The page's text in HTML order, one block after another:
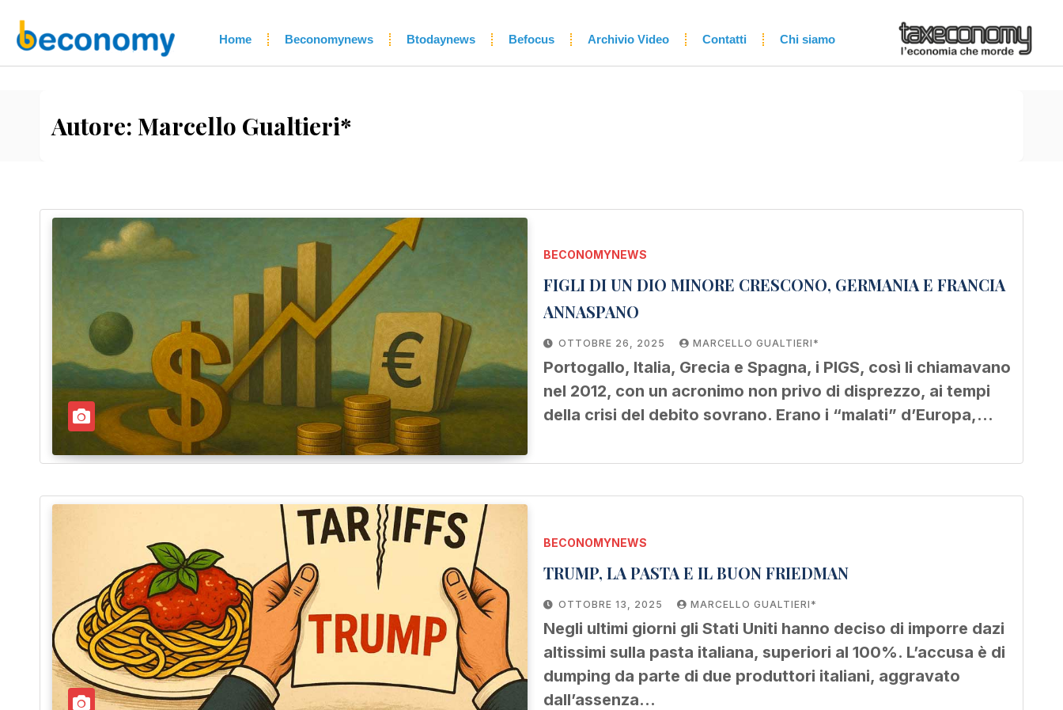
Home Beconomynews Btodaynews Befocus Archivio Video Contatti Chi siamo
Autore: Marcello Gualtieri*
BECONOMYNEWS
FIGLI DI UN DIO MINORE CRESCONO, GERMANIA E FRANCIA
ANNASPANO
OTTOBRE 26, 2025 MARCELLO GUALTIERI*
Portogallo, Italia, Grecia e Spagna, i PIGS, così li chiamavano
nel 2012, con un acronimo non privo di disprezzo, ai tempi
della crisi del debito sovrano. Erano i “malati” d’Europa,…
BECONOMYNEWS
TRUMP, LA PASTA E IL BUON FRIEDMAN
OTTOBRE 13, 2025 MARCELLO GUALTIERI*
Negli ultimi giorni gli Stati Uniti hanno deciso di imporre dazi
altissimi sulla pasta italiana, superiori al 100%. L’accusa è di
dumping da parte di due produttori italiani, aggravato
dall’assenza…